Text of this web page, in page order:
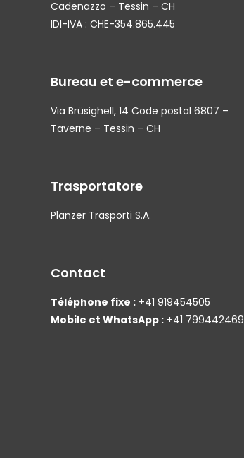
Cadenazzo – Tessin – CH
IDI-IVA : CHE-354.865.445
Bureau et e-commerce
Via Brüsighell, 14 Code postal 6807 –
Taverne – Tessin – CH
Trasportatore
Planzer Trasporti S.A.
Contact
Téléphone fixe : +41 919454505
Mobile et WhatsApp : +41 799442469